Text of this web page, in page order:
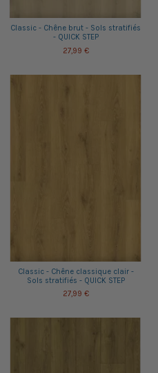
Classic - Chêne brut - Sols stratifiés
- QUICK STEP
27,99 €
Classic - Chêne classique clair -
Sols stratifiés - QUICK STEP
27,99 €